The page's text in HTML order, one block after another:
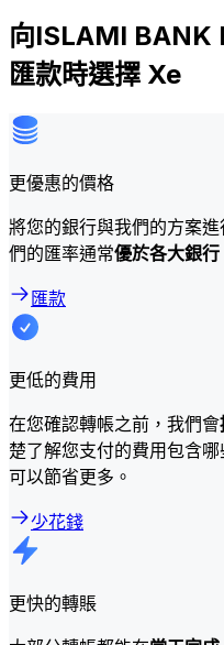
向ISLAMI BANK
匯款時選擇 Xe
更優惠的價格
將您的銀行與我們的方案
們的匯率通常優於各大銀行
匯款
更低的費用
在您確認轉帳之前，我們會
楚了解您支付的費用包含
可以節省更多。
少花錢
更快的轉賬